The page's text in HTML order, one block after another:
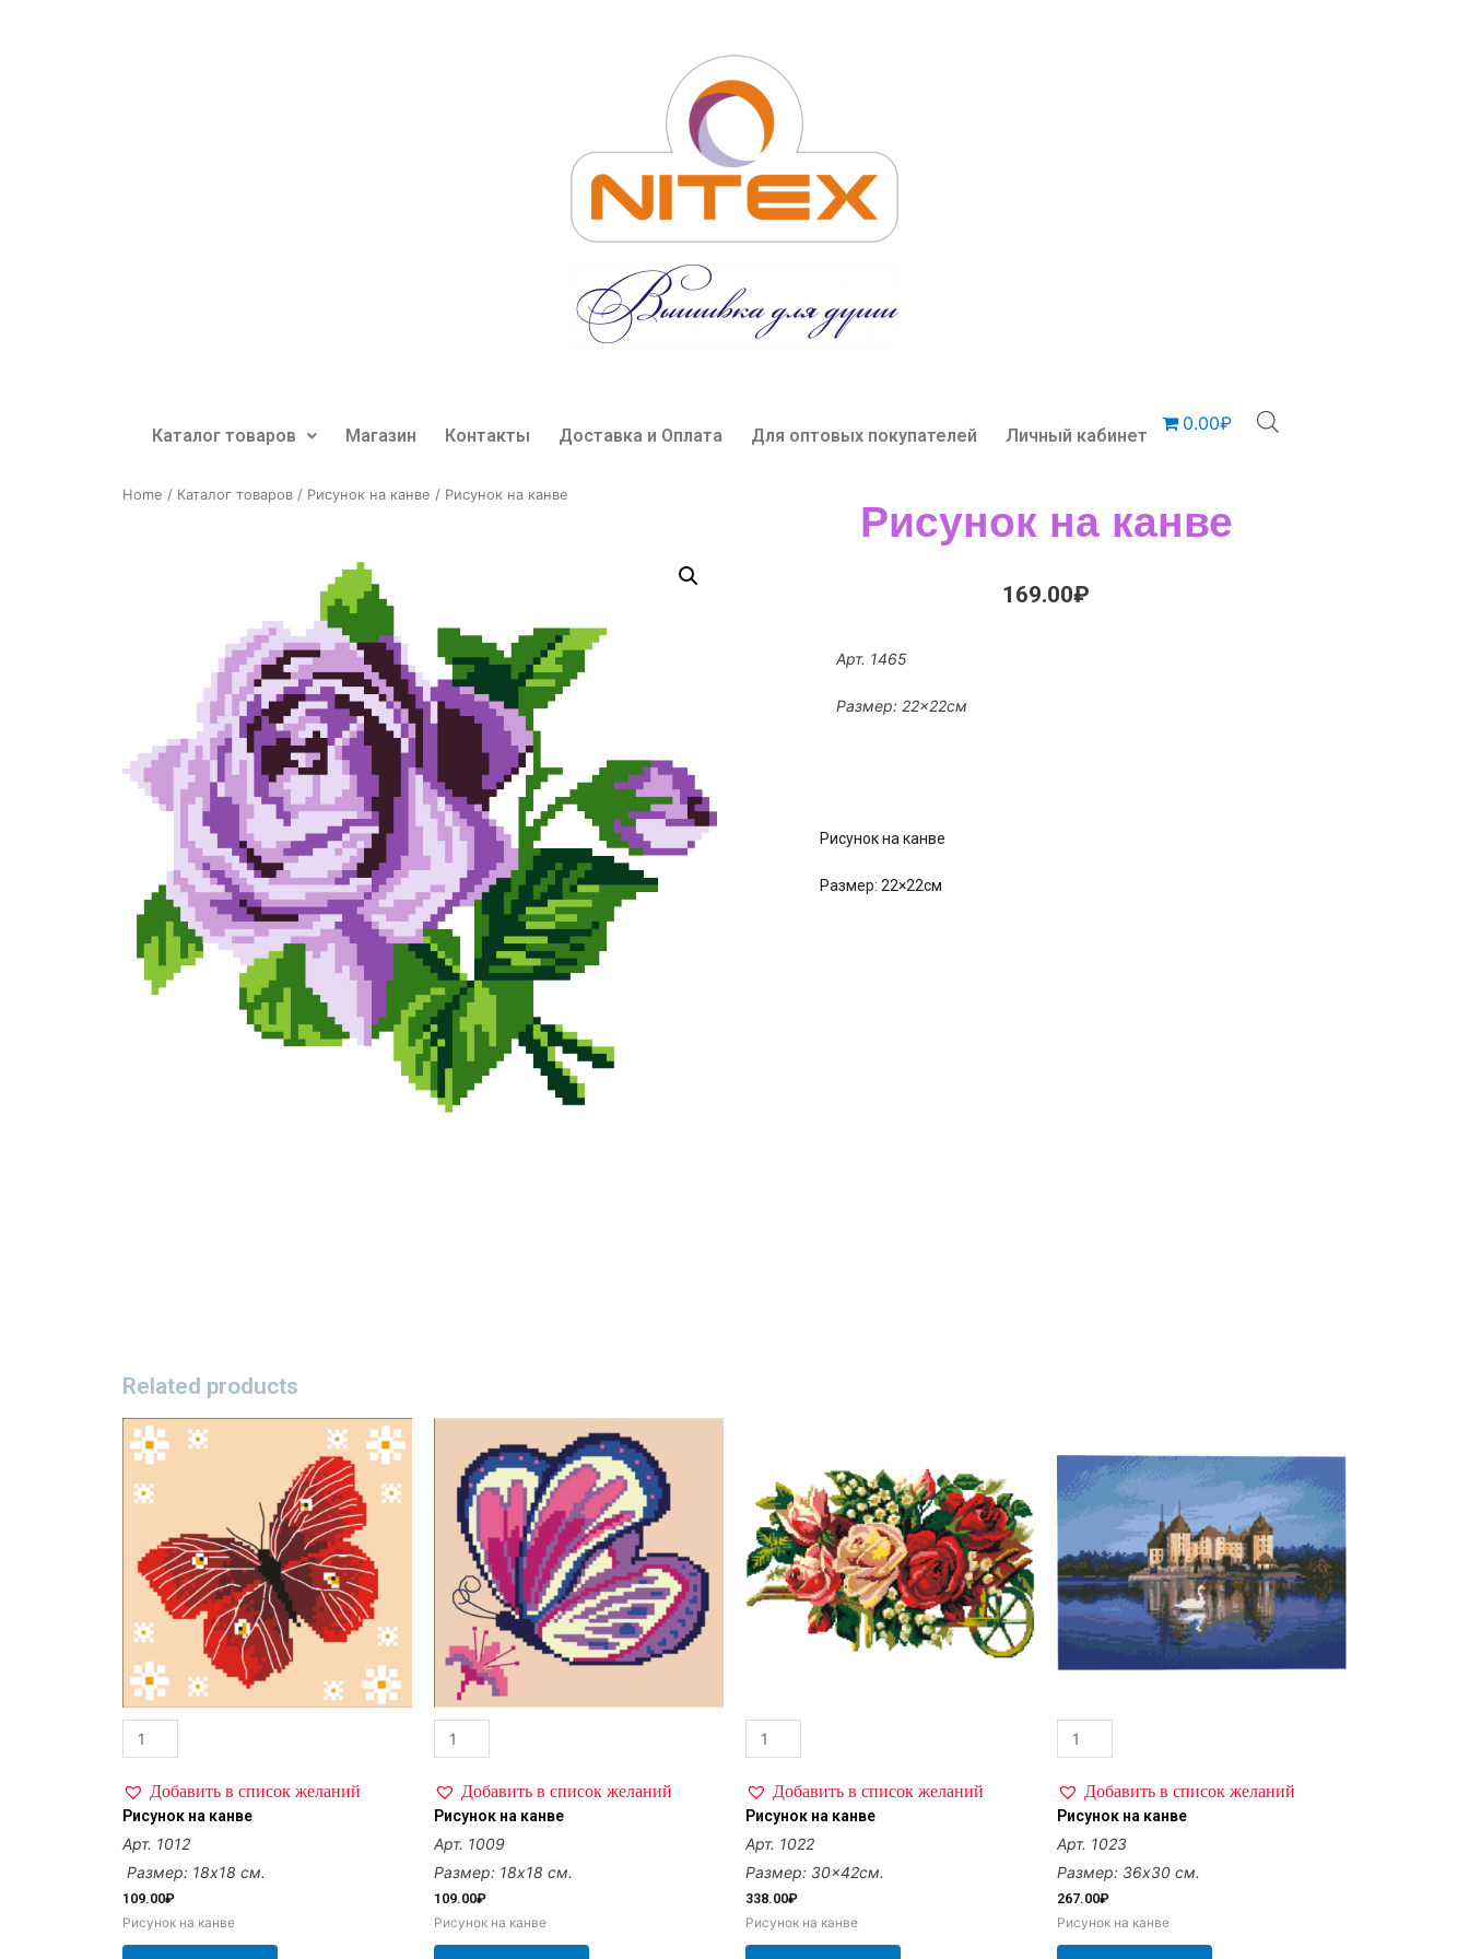
Каталог товаров Магазин Контакты Доставка и Оплата Для оптовых покупателей Личный кабинет
0.00₽
Home / Каталог товаров / Рисунок на канве / Рисунок на канве
Рисунок на канве
169.00₽
Арт. 1465
Размер: 22×22см
Рисунок на канве
Размер: 22×22см
Related products
Добавить в список желаний
Рисунок на канве
Арт. 1012
Размер: 18х18 см.
109.00₽
Рисунок на канве
Добавить в список желаний
Рисунок на канве
Арт. 1009
Размер: 18х18 см.
109.00₽
Рисунок на канве
Добавить в список желаний
Рисунок на канве
Арт. 1022
Размер: 30×42см.
338.00₽
Рисунок на канве
Добавить в список желаний
Рисунок на канве
Арт. 1023
Размер: 36х30 см.
267.00₽
Рисунок на канве